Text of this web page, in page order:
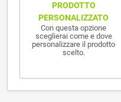
PRODOTTO
PERSONALIZZATO
Con questa opzione
sceglierai come e dove
personalizzare il prodotto
scelto.